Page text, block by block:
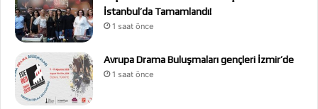
İstanbul’da Tamamlandı!
1 saat önce
Avrupa Drama Buluşmaları gençleri İzmir’de
1 saat önce